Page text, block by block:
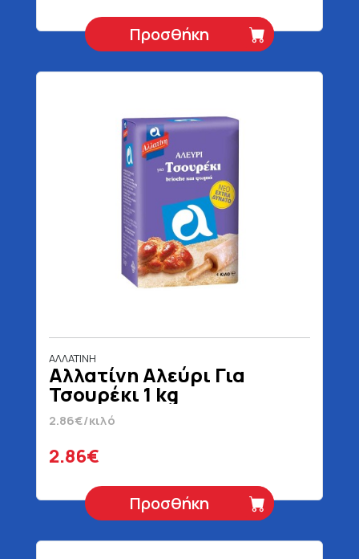
Προσθήκη
ΑΛΛΑΤΙΝΗ
Αλλατίνη Αλεύρι Για
Τσουρέκι 1 kg
2.86€/κιλό
2.86€
Προσθήκη